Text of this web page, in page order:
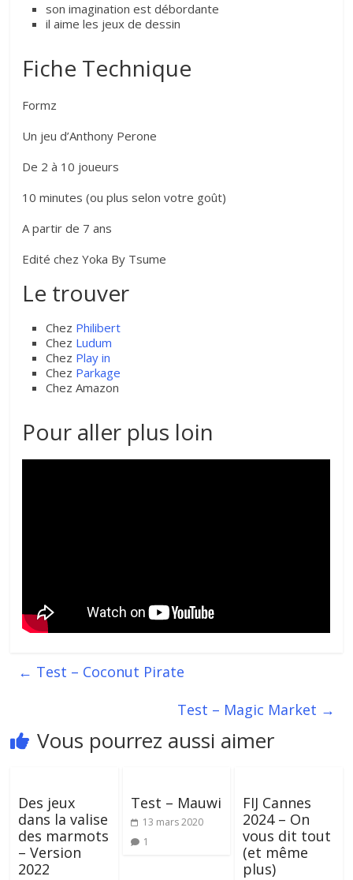
son imagination est débordante
il aime les jeux de dessin
Fiche Technique
Formz
Un jeu d’Anthony Perone
De 2 à 10 joueurs
10 minutes (ou plus selon votre goût)
A partir de 7 ans
Edité chez Yoka By Tsume
Le trouver
Chez Philibert
Chez Ludum
Chez Play in
Chez Parkage
Chez Amazon
Pour aller plus loin
← Test – Coconut Pirate
Test – Magic Market →
Vous pourrez aussi aimer
Des jeux
dans la valise
des marmots
– Version
2022
Test – Mauwi
13 mars 2020
1
FIJ Cannes
2024 – On
vous dit tout
(et même
plus)